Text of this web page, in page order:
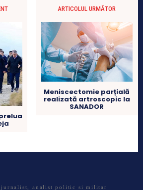
ARTICOLUL URMĂTOR
Meniscectomie parțială
realizată artroscopic la
SANADOR
jurnalist, analist politic si militar